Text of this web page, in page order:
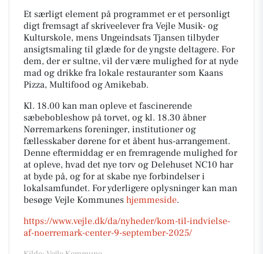
Et særligt element på programmet er et personligt
digt fremsagt af skriveelever fra Vejle Musik- og
Kulturskole, mens Ungeindsats Tjansen tilbyder
ansigtsmaling til glæde for de yngste deltagere. For
dem, der er sultne, vil der være mulighed for at nyde
mad og drikke fra lokale restauranter som Kaans
Pizza, Multifood og Amikebab.
Kl. 18.00 kan man opleve et fascinerende
sæbebobleshow på torvet, og kl. 18.30 åbner
Nørremarkens foreninger, institutioner og
fællesskaber dørene for et åbent hus-arrangement.
Denne eftermiddag er en fremragende mulighed for
at opleve, hvad det nye torv og Delehuset NC10 har
at byde på, og for at skabe nye forbindelser i
lokalsamfundet. For yderligere oplysninger kan man
besøge Vejle Kommunes hjemmeside.
https://www.vejle.dk/da/nyheder/kom-til-indvielse-
af-noerremark-center-9-september-2025/